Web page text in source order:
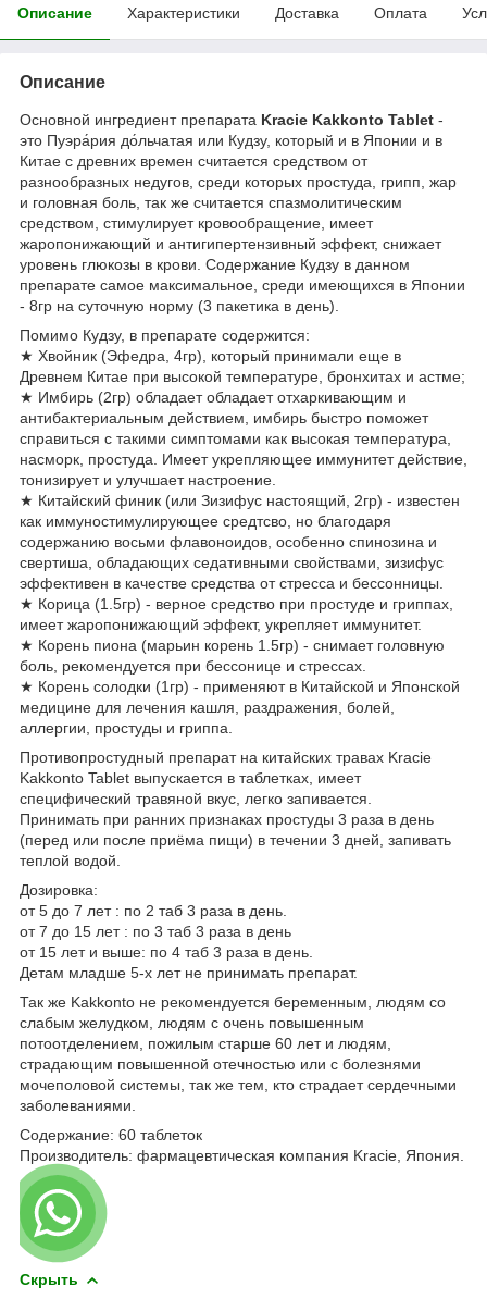
Описание Характеристики Доставка Оплата
Описание
Основной ингредиент препарата Kracie Kakkonto Tablet -
это Пуэра́рия до́льчатая или Кудзу, который и в Японии и в
Китае с древних времен считается средством от
разнообразных недугов, среди которых простуда, грипп, жар
и головная боль, так же считается спазмолитическим
средством, стимулирует кровообращение, имеет
жаропонижающий и антигипертензивный эффект, снижает
уровень глюкозы в крови. Содержание Кудзу в данном
препарате самое максимальное, среди имеющихся в Японии
- 8гр на суточную норму (3 пакетика в день).
Помимо Кудзу, в препарате содержится:
★ Хвойник (Эфедра, 4гр), который принимали еще в
Древнем Китае при высокой температуре, бронхитах и астме;
★ Имбирь (2гр) обладает обладает отхаркивающим и
антибактериальным действием, имбирь быстро поможет
справиться с такими симптомами как высокая температура,
насморк, простуда. Имеет укрепляющее иммунитет действие,
тонизирует и улучшает настроение.
★ Китайский финик (или Зизифус настоящий, 2гр) - известен
как иммуностимулирующее средтсво, но благодаря
содержанию восьми флавоноидов, особенно спинозина и
свертиша, обладающих седативными свойствами, зизифус
эффективен в качестве средства от стресса и бессонницы.
★ Корица (1.5гр) - верное средство при простуде и гриппах,
имеет жаропонижающий эффект, укрепляет иммунитет.
★ Корень пиона (марьин корень 1.5гр) - снимает головную
боль, рекомендуется при бессонице и стрессах.
★ Корень солодки (1гр) - применяют в Китайской и Японской
медицине для лечения кашля, раздражения, болей,
аллергии, простуды и гриппа.
Противопростудный препарат на китайских травах Kracie
Kakkonto Tablet выпускается в таблетках, имеет
специфический травяной вкус, легко запивается.
Принимать при ранних признаках простуды 3 раза в день
(перед или после приёма пищи) в течении 3 дней, запивать
теплой водой.
Дозировка:
от 5 до 7 лет : по 2 таб 3 раза в день.
от 7 до 15 лет : по 3 таб 3 раза в день
от 15 лет и выше: по 4 таб 3 раза в день.
Детам младше 5-х лет не принимать препарат.
Так же Kakkonto не рекомендуется беременным, людям со
слабым желудком, людям с очень повышенным
потоотделением, пожилым старше 60 лет и людям,
страдающим повышенной отечностью или с болезнями
мочеполовой системы, так же тем, кто страдает сердечными
заболеваниями.
Содержание: 60 таблеток
Производитель: фармацевтическая компания Kracie, Япония.
Скрыть